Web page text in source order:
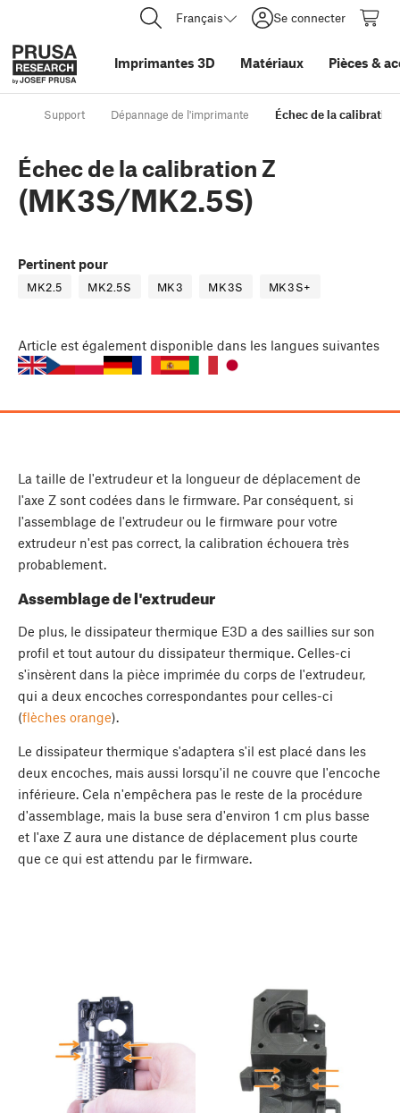
Français Se connecter
Imprimantes 3D Matériaux Pièces &
Support Dépannage de l'imprimante Échec de la
Échec de la calibration Z
(MK3S/MK2.5S)
Pertinent pour
MK2.5 MK2.5S MK3 MK3S MK3S+
Article est également disponible dans les langues suivantes
La taille de l'extrudeur et la longueur de déplacement de
l'axe Z sont codées dans le firmware. Par conséquent, si
l'assemblage de l'extrudeur ou le firmware pour votre
extrudeur n'est pas correct, la calibration échouera très
probablement.
Assemblage de l'extrudeur
De plus, le dissipateur thermique E3D a des saillies sur son
profil et tout autour du dissipateur thermique. Celles-ci
s'insèrent dans la pièce imprimée du corps de l'extrudeur,
qui a deux encoches correspondantes pour celles-ci
(flèches orange).
Le dissipateur thermique s'adaptera s'il est placé dans les
deux encoches, mais aussi lorsqu'il ne couvre que l'encoche
inférieure. Cela n'empêchera pas le reste de la procédure
d'assemblage, mais la buse sera d'environ 1 cm plus basse
et l'axe Z aura une distance de déplacement plus courte
que ce qui est attendu par le firmware.